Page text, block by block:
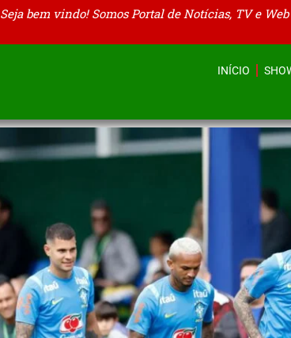
Seja bem vindo! Somos Portal de Notícias, TV e
INÍCIO